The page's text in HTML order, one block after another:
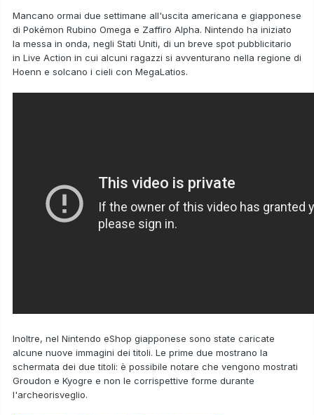
Mancano ormai due settimane all'uscita americana e giapponese
di Pokémon Rubino Omega e Zaffiro Alpha. Nintendo ha iniziato
la messa in onda, negli Stati Uniti, di un breve spot pubblicitario
in Live Action in cui alcuni ragazzi si avventurano nella regione di
Hoenn e solcano i cieli con MegaLatios.
Inoltre, nel Nintendo eShop giapponese sono state caricate
alcune nuove immagini dei titoli. Le prime due mostrano la
schermata dei due titoli: è possibile notare che vengono mostrati
Groudon e Kyogre e non le corrispettive forme durante
l'archeorisveglio.